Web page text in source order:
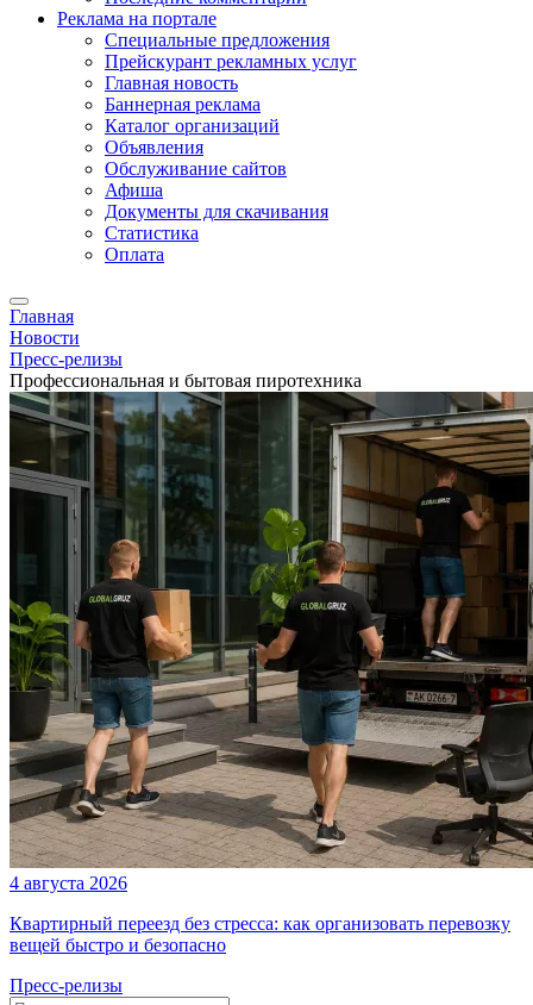
Реклама на портале
Специальные предложения
Прейскурант рекламных услуг
Главная новость
Баннерная реклама
Каталог организаций
Объявления
Обслуживание сайтов
Афиша
Документы для скачивания
Статистика
Оплата
Главная
Новости
Пресс-релизы
Профессиональная и бытовая пиротехника
4 августа 2026
Квартирный переезд без стресса: как организовать перевозку
вещей быстро и безопасно
Пресс-релизы